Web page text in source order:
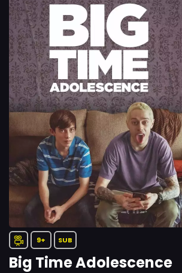
9+ SUB
Big Time Adolescence